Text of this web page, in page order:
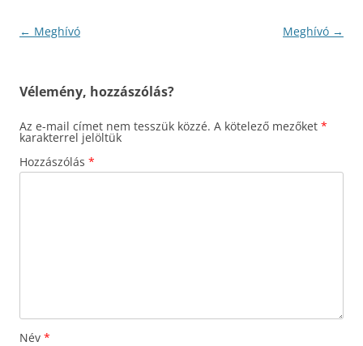
Bejegyzés
← Meghívó Meghívó →
Vélemény, hozzászólás?
Az e-mail címet nem tesszük közzé. A kötelező mezőket *
karakterrel jelöltük
Hozzászólás *
Név *